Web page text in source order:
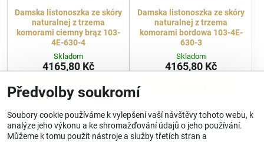
Damska listonoszka ze skóry
naturalnej z trzema
komorami ciemny brąz 103-
4E-630-4
Skladom
4165,80 Kč
Zobrazit
Damska listonoszka ze skóry
naturalnej z trzema
komorami bordowa 103-4E-
630-3
Skladom
4165,80 Kč
Předvolby soukromí
Soubory cookie používáme k vylepšení vaší návštěvy tohoto webu, k
analýze jeho výkonu a ke shromažďování údajů o jeho používání.
Můžeme k tomu použít nástroje a služby třetích stran a